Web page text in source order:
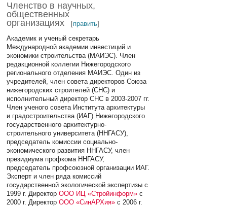
Членство в научных,
общественных
организациях
[править]
Академик и ученый секретарь
Международной академии инвестиций и
экономики строительства (МАИЭС). Член
редакционной коллегии Нижегородского
регионального отделения МАИЭС. Один из
учредителей, член совета директоров Союза
нижегородских строителей (СНС) и
исполнительный директор СНС в 2003-2007 гг.
Член ученого совета Института архитектуры
и градостроительства (ИАГ) Нижегородского
государственного архитектурно-
строительного университета (ННГАСУ),
председатель комиссии социально-
экономического развития ННГАСУ, член
президиума профкома ННГАСУ,
председатель профсоюзной организации ИАГ.
Эксперт и член ряда комиссий
государственной экологической экспертизы с
1999 г. ДиректорООО ИЦ «Стройинформ» с
2000 г. ДиректорООО «СинАРХия» с 2006 г.